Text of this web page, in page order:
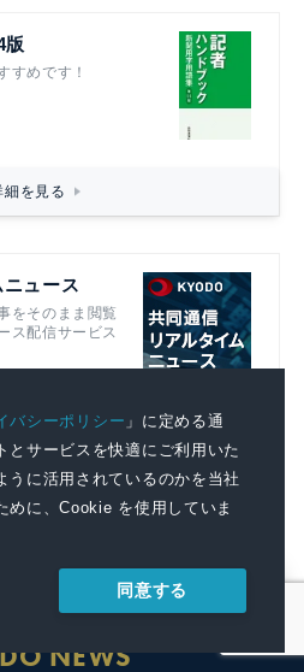
バシーポリシー 」に定める通
とサービスを快適にご利用いた
うに活用されているのかを当社
めに、Cookie を使用していま
同意する
版
すめです！
細を見る
ュース
をそのまま閲覧
ス配信サービス
細を見る
NEWS